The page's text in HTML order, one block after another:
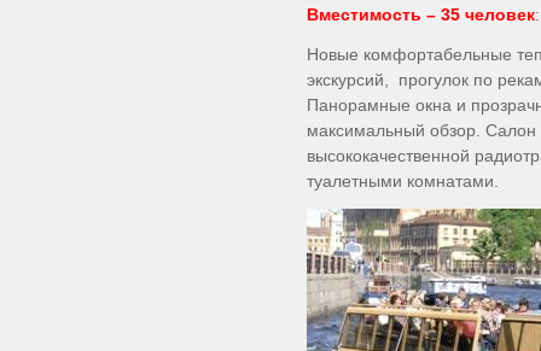
Вместимость – 35 человек
Новые комфортабельные
экскурсий, прогулок по
Панорамные окна и
максимальный обзор.
высококачественной
туалетными комнатами.